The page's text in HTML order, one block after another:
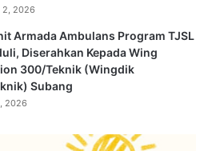
2, 2026
Armada Ambulans Program TJSL
Diserahkan Kepada Wing
300/Teknik (Wingdik
Subang
2026